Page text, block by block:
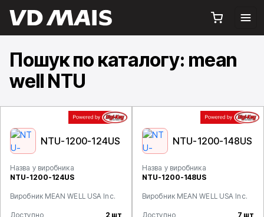
Пошук по каталогу: mean
well NTU
NTU-1200-124US
Назва у виробника
NTU-1200-124US
Виробник MEAN WELL USA Inc.
Доступно
2 шт
NTU-1200-148US
Назва у виробника
NTU-1200-148US
Виробник MEAN WELL USA Inc.
Доступно
7 шт